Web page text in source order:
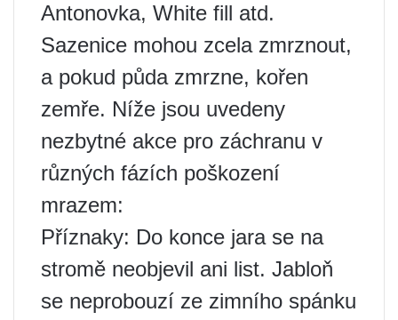
Antonovka, White fill atd.
Sazenice mohou zcela zmrznout,
a pokud půda zmrzne, kořen
zemře. Níže jsou uvedeny
nezbytné akce pro záchranu v
různých fázích poškození
mrazem:
Příznaky: Do konce jara se na
stromě neobjevil ani list. Jabloň
se neprobouzí ze zimního spánku